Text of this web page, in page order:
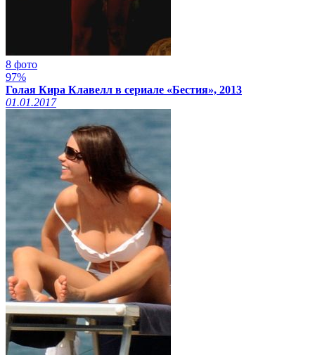
8 фото
97%
Голая Кира Клавелл в сериале «Бестия», 2013
01.01.2017